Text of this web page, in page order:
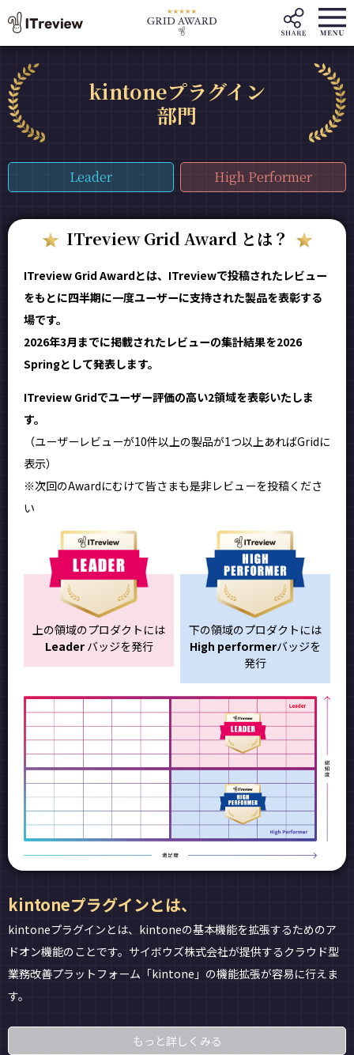
kintoneプラグイン
部門
Leader High Performer
ITreview Grid Award とは？
ITreview Grid Awardとは、ITreviewで投稿されたレビュー
をもとに四半期に一度ユーザーに支持された製品を表彰する
場です。
2026年3月までに掲載されたレビューの集計結果を2026
Springとして発表します。
ITreview Gridでユーザー評価の高い2領域を表彰いたしま
す。
（ユーザーレビューが10件以上の製品が1つ以上あればGridに
表示）
※次回のAwardにむけて皆さまも是非レビューを投稿くださ
い
上の領域のプロダクトには
Leaderバッジを発行
下の領域のプロダクトには
High performerバッジを
発行
kintoneプラグインとは、
kintoneプラグインとは、kintoneの基本機能を拡張するためのア
ドオン機能のことです。サイボウズ株式会社が提供するクラウド型
業務改善プラットフォーム「kintone」の機能拡張が容易に行えま
す。
もっと詳しくみる